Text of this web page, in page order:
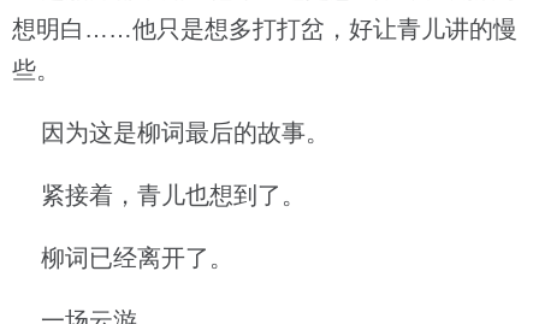
想明白……他只是想多打打岔，好让青儿讲的慢
些。
因为这是柳词最后的故事。
紧接着，青儿也想到了。
柳词已经离开了。